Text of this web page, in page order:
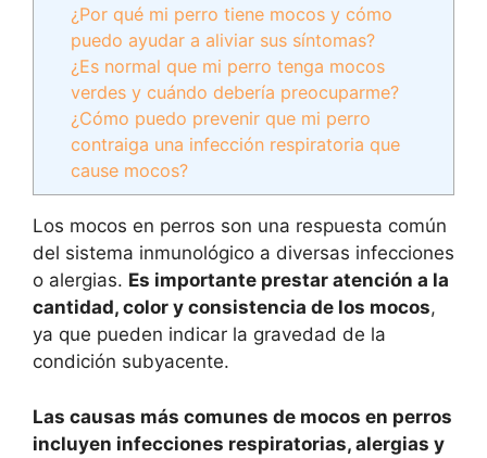
¿Por qué mi perro tiene mocos y cómo
puedo ayudar a aliviar sus síntomas?
¿Es normal que mi perro tenga mocos
verdes y cuándo debería preocuparme?
¿Cómo puedo prevenir que mi perro
contraiga una infección respiratoria que
cause mocos?
Los mocos en perros son una respuesta común
del sistema inmunológico a diversas infecciones
o alergias. Es importante prestar atención a la
cantidad, color y consistencia de los mocos,
ya que pueden indicar la gravedad de la
condición subyacente.
Las causas más comunes de mocos en perros
incluyen infecciones respiratorias, alergias y